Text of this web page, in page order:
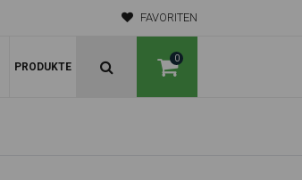
FAVORITEN
0
PRODUKTE